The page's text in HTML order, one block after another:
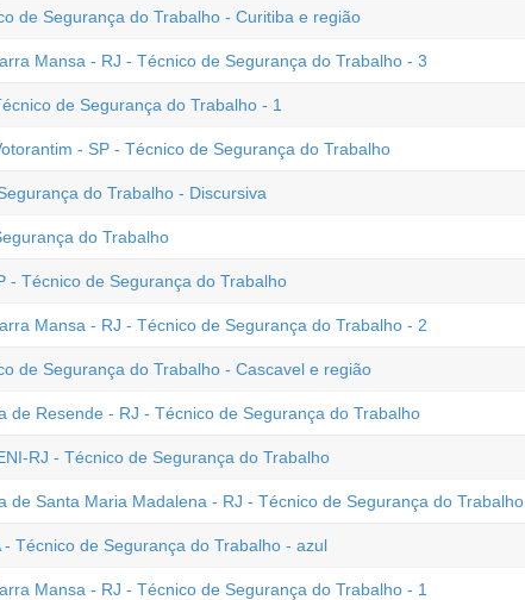
de Segurança do Trabalho - Curitiba e região
Mansa - RJ - Técnico de Segurança do Trabalho - 3
de Segurança do Trabalho - 1
- SP - Técnico de Segurança do Trabalho
do Trabalho - Discursiva
do Trabalho
- Técnico de Segurança do Trabalho
Mansa - RJ - Técnico de Segurança do Trabalho - 2
de Segurança do Trabalho - Cascavel e região
de Resende - RJ - Técnico de Segurança do Trabalho
RJ - Técnico de Segurança do Trabalho
de Santa Maria Madalena - RJ - Técnico de Segurança do Trabalho
Técnico de Segurança do Trabalho - azul
Mansa - RJ - Técnico de Segurança do Trabalho - 1